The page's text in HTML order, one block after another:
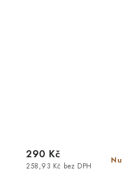
258,93 Kč bez DPH
290 Kč